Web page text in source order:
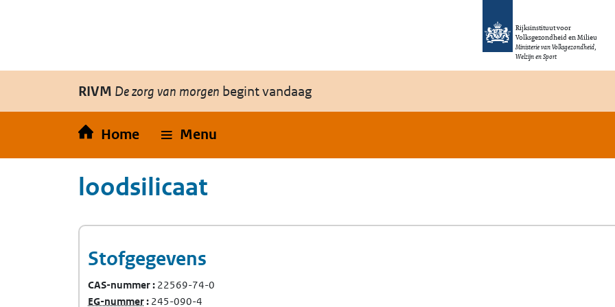
Rijksinstituut voor
Volksgezondheid en Milieu
Ministerie van Volksgezondheid,
Welzijn en Sport
RIVM De zorg van morgen begint vandaag
Home Menu
loodsilicaat
Stofgegevens
CAS-nummer 22569-74-0
EG-nummer(Europees Gemeenschap-nummer)
245-090-4